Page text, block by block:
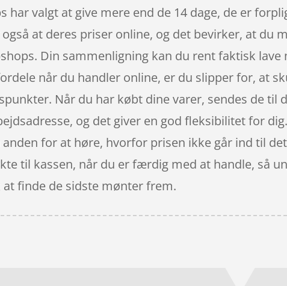
har valgt at give mere end de 14 dage, de er
at deres priser online, og det bevirker, at
Din sammenligning kan du rent faktisk
når du handler online, er du slipper for, at
Når du har købt dine varer, sendes de
og det giver en god fleksibilitet for
for at høre, hvorfor prisen ikke går ind til
til kassen, når du er færdig med at handle, så
finde de sidste mønter frem.